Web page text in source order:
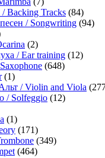
Backing Tracks (84)
/ Songwriting (94)
(2)
/ Ear training (12)
(648)
(1)
/ Violin and Viola
/ Solfeggio (12)
(1)
(171)
(349)
(464)